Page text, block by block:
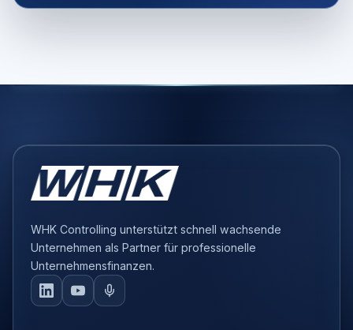
WHK Controlling unterstützt schnell wachsende
Unternehmen als Partner für professionelle
Unternehmensfinanzen.